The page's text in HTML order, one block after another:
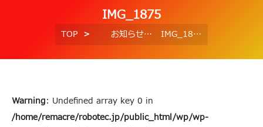
IMG_1875
TOP お知らせ IMG_1875
Warning: Undefined array key 0 in
/home/remacre/robotec.jp/public_html/wp/wp-